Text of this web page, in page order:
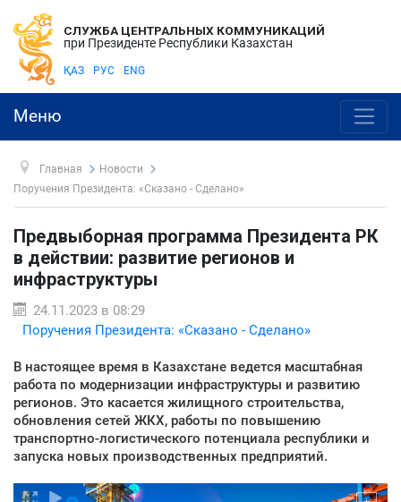
СЛУЖБА ЦЕНТРАЛЬНЫХ КОММУНИКАЦИЙ
при Президенте Республики Казахстан
ҚАЗ РУС ENG
Меню
Главная
Новости
Поручения Президента: «Сказано - Сделано»
Предвыборная программа Президента РК
в действии: развитие регионов и
инфраструктуры
24.11.2023 в 08:29
Поручения Президента: «Сказано - Сделано»
В настоящее время в Казахстане ведется масштабная
работа по модернизации инфраструктуры и развитию
регионов. Это касается жилищного строительства,
обновления сетей ЖКХ, работы по повышению
транспортно-логистического потенциала республики и
запуска новых производственных предприятий.